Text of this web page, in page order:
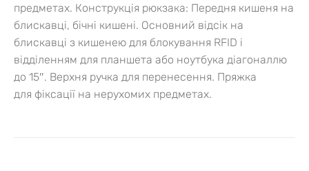
предметах. Конструкція рюкзака: Передня кишеня на
блискавці, бічні кишені. Основний відсік на
блискавці з кишенею для блокування RFID і
відділенням для планшета або ноутбука діагоналлю
до 15″. Верхня ручка для перенесення. Пряжка
для фіксації на нерухомих предметах.